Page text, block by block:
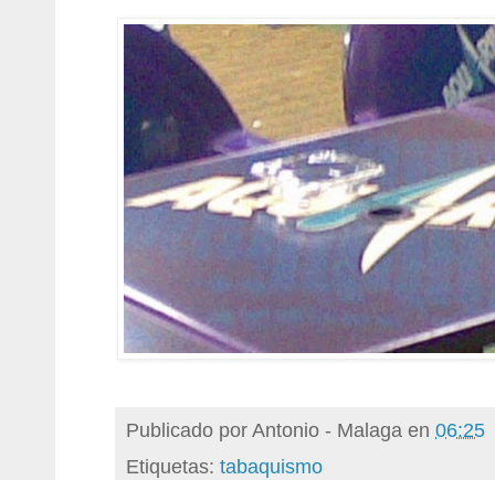
Publicado porAntonio - Malaga en 06:25
Etiquetas: tabaquismo